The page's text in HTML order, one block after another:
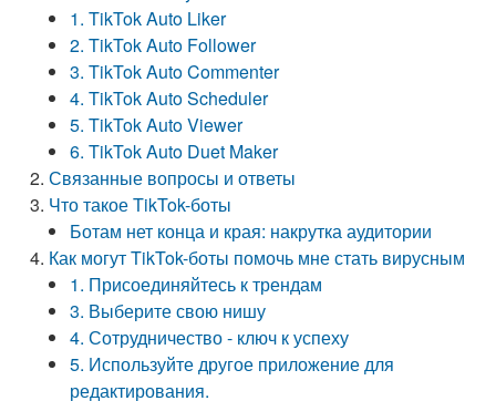
1. TikTok Auto Liker
2. TikTok Auto Follower
3. TikTok Auto Commenter
4. TikTok Auto Scheduler
5. TikTok Auto Viewer
6. TikTok Auto Duet Maker
Связанные вопросы и ответы
Что такое TikTok-боты
Ботам нет конца и края: накрутка аудитории
Как могут TikTok-боты помочь мне стать вирусным
1. Присоединяйтесь к трендам
3. Выберите свою нишу
4. Сотрудничество - ключ к успеху
5. Используйте другое приложение для
редактирования.